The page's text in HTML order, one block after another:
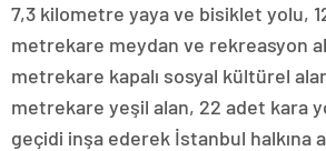
7,3 kilometre yaya ve bisiklet yolu,
metrekare meydan ve rekreasyon
metrekare kapalı sosyal kültürel
metrekare yeşil alan, 22 adet kara
geçidi inşa ederek İstanbul halkına